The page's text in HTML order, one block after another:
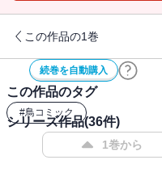
この作品の1巻
続巻を自動購入
この作品のタグ
#鳥コミック
シリーズ作品(36件)
1巻から